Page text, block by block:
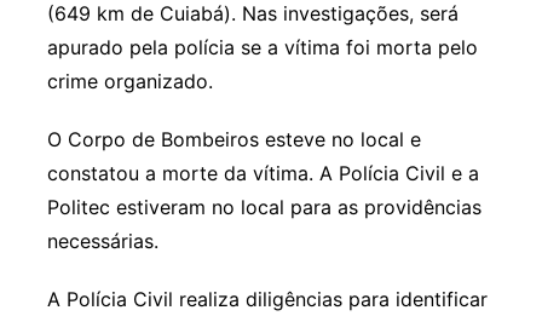
(649 km de Cuiabá). Nas investigações, será
apurado pela polícia se a vítima foi morta pelo
crime organizado.
O Corpo de Bombeiros esteve no local e
constatou a morte da vítima. A Polícia Civil e a
Politec estiveram no local para as providências
necessárias.
A Polícia Civil realiza diligências para identificar